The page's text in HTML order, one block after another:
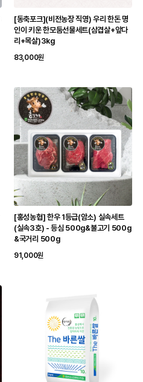
[동축포크](비전농장 직영) 우리 한돈 명
인이 키운 한모둠선물세트(삼겹살+앞다
리+목살)3kg
83,000원
[홍성농협] 한우 1등급(암소) 실속세트
(실속3호) - 등심 500g&불고기 500g
&국거리 500g
91,000원